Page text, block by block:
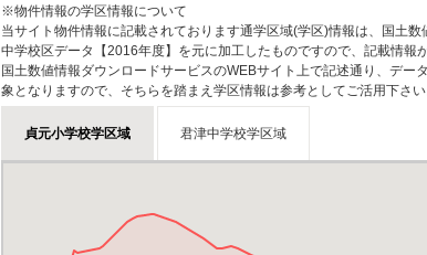
※物件情報の学区情報について
当サイト物件情報に記載されております通学区域(学区)情報は、国土
中学校区データ【2016年度】を元に加工したものですので、記載情報
国土数値情報ダウンロードサービスのWEBサイト上で記述通り、デ
象となりますので、そちらを踏まえ学区情報は参考としてご活用下さい
貞元小学校学区域 君津中学校学区域